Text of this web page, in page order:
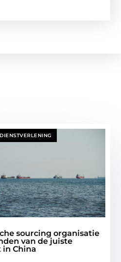
sourcing organisatie
van de juiste
China